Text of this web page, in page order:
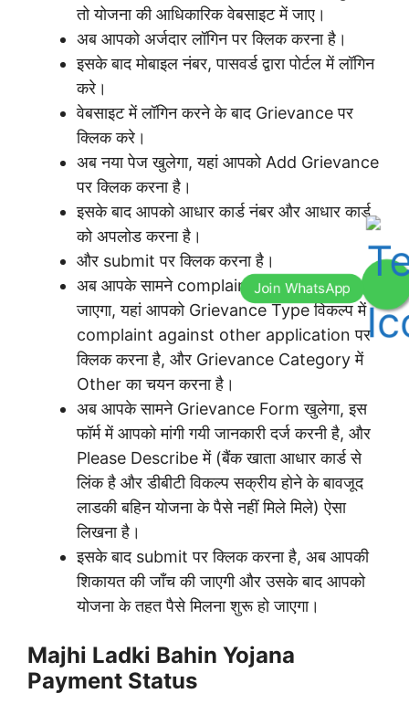
तो योजना की आधिकारिक वेबसाइट में जाए।
अब आपको अर्जदार लॉगिन पर क्लिक करना है।
इसके बाद मोबाइल नंबर, पासवर्ड द्वारा पोर्टल में लॉगिन
करे।
वेबसाइट में लॉगिन करने के बाद Grievance पर
क्लिक करे।
अब नया पेज खुलेगा, यहां आपको Add Grievance
पर क्लिक करना है।
इसके बाद आपको आधार कार्ड नंबर और आधार कार्ड
को अपलोड करना है।
और submit पर क्लिक करना है।
अब आपके सामने complaint form ओपन हो
जाएगा, यहां आपको Grievance Type विकल्प में
complaint against other application पर
क्लिक करना है, और Grievance Category में
Other का चयन करना है।
अब आपके सामने Grievance Form खुलेगा, इस
फॉर्म में आपको मांगी गयी जानकारी दर्ज करनी है, और
Please Describe में (बैंक खाता आधार कार्ड से
लिंक है और डीबीटी विकल्प सक्रीय होने के बावजूद
लाडकी बहिन योजना के पैसे नहीं मिले मिले) ऐसा
लिखना है।
इसके बाद submit पर क्लिक करना है, अब आपकी
शिकायत की जाँच की जाएगी और उसके बाद आपको
योजना के तहत पैसे मिलना शुरू हो जाएगा।
Majhi Ladki Bahin Yojana
Payment Status